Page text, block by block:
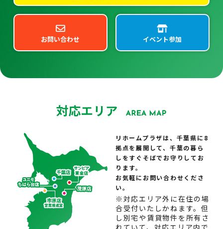
お問い合わせ イベント参加
リホームプラザは、千葉県に8
拠点を展開して、千葉の暮ら
しをすぐそばでお守りしてお
ります。
お気軽にお問い合わせくださ
い。
※対応エリア外に在住の場
合受付いたしかねます。但
し別宅や賃貸物件を所有さ